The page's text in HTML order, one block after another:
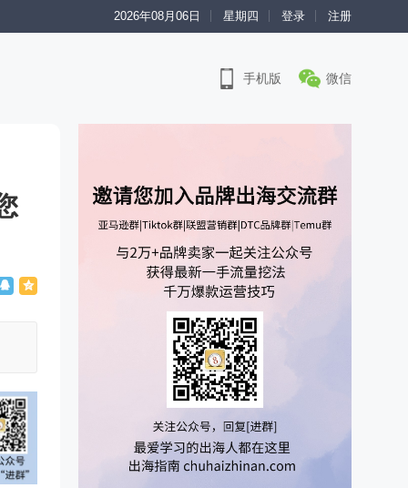
2026年08月06日 星期四 登录 注册
手机版 微信